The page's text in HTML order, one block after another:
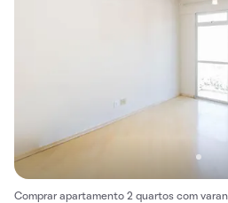
Comprar apartamento 2 quartos com